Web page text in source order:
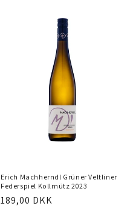
Erich Machherndl Grüner Veltliner
Federspiel Kollmütz 2023
Normalpris
189,00 DKK